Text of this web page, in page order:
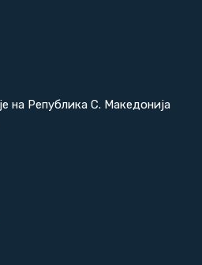
на Република С. Македонија